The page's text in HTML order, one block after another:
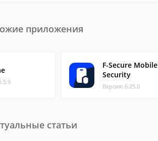
приложения
F-Secure Mobile
Security
Версия: 6.25.0
статьи